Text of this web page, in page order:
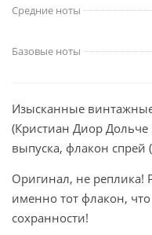
Средние ноты
Базовые ноты
Изысканные
(Кристиан Диор
выпуска, флакон спрей
Оригинал, не реплика!
именно тот флакон,
сохранности!